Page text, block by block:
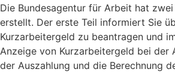
Die Bundesagentur für Arbeit hat
erstellt. Der erste Teil informiert Sie
Kurzarbeitergeld zu beantragen und
Anzeige von Kurzarbeitergeld bei der
der Auszahlung und die Berechnung